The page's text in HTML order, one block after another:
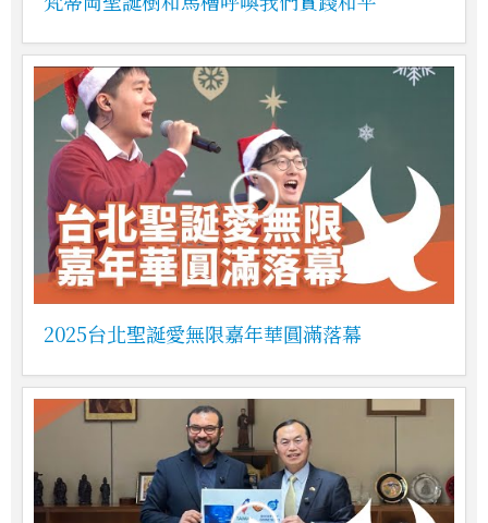
2025台北聖誕愛無限嘉年華圓滿落幕